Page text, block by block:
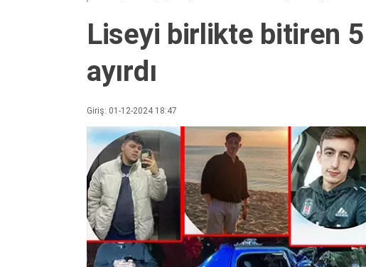
Liseyi birlikte bitiren 5
ayırdı
Giriş: 01-12-2024 18:47